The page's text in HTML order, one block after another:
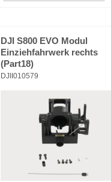
DJI S800 EVO Modul
Einziehfahrwerk rechts
(Part18)
DJII010579